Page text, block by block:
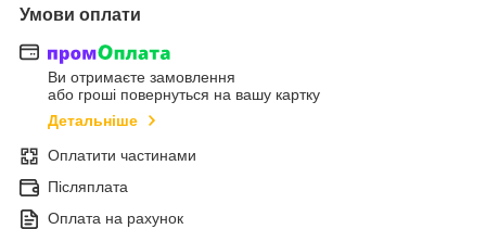
Умови оплати
Ви отримаєте замовлення
або гроші повернуться на вашу картку
Детальніше
Оплатити частинами
Післяплата
Оплата на рахунок